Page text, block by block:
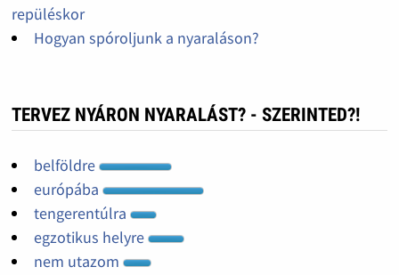
repüléskor
Hogyan spóroljunk a nyaraláson?
TERVEZ NYÁRON NYARALÁST? - SZERINTED?!
belföldre
európába
tengerentúlra
egzotikus helyre
nem utazom